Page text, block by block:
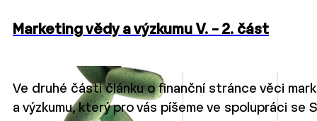
Marketing vědy a výzkumu V. – 2. část
Ve druhé části článku o finanční stránce věci
a výzkumu, který pro vás píšeme ve spolupráci